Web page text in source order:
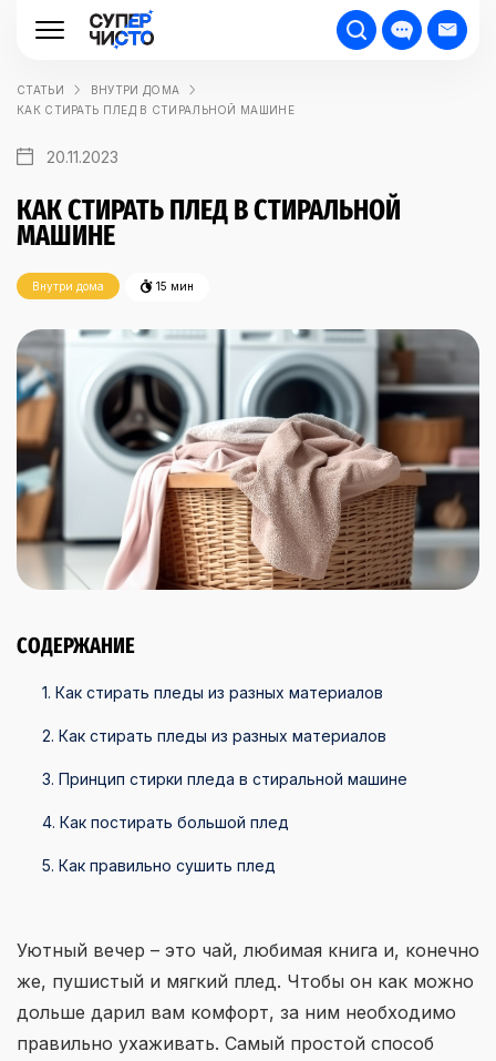
СТАТЬИ
ВНУТРИ ДОМА
КАК СТИРАТЬ ПЛЕД В СТИРАЛЬНОЙ МАШИНЕ
20.11.2023
КАК СТИРАТЬ ПЛЕД В СТИРАЛЬНОЙ
МАШИНЕ
Внутри дома 15 мин
СОДЕРЖАНИЕ
1. Как стирать пледы из разных материалов
2. Как стирать пледы из разных материалов
3. Принцип стирки пледа в стиральной машине
4. Как постирать большой плед
5. Как правильно сушить плед
Уютный вечер – это чай, любимая книга и, конечно
же, пушистый и мягкий плед. Чтобы он как можно
дольше дарил вам комфорт, за ним необходимо
правильно ухаживать. Самый простой способ